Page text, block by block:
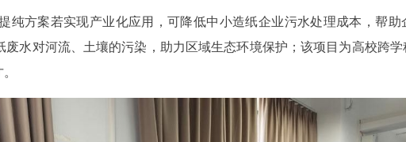
纯方案若实现产业化应用，可降低中小造纸企业污水处理成本，帮助
水对河流、土壤的污染，助力区域生态环境保护；该项目为高校跨